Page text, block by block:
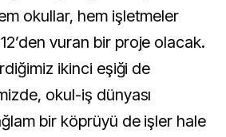
okullar, hem işletmeler
vuran bir proje olacak.
ikinci eşiği de
okul-iş dünyası
bir köprüyü de işler hale